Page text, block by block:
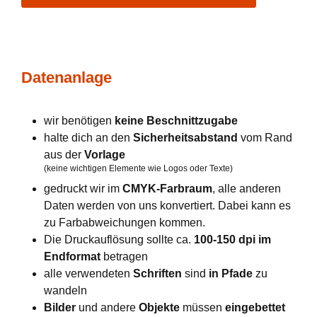
Datenanlage
wir benötigen keine Beschnittzugabe
halte dich an den Sicherheitsabstand vom Rand
aus der Vorlage
(keine wichtigen Elemente wie Logos oder Texte)
gedruckt wir im CMYK-Farbraum, alle anderen
Daten werden von uns konvertiert. Dabei kann es
zu Farbabweichungen kommen.
Die Druckauflösung sollte ca. 100-150 dpi im
Endformat betragen
alle verwendeten Schriften sind in Pfade zu
wandeln
Bilder und andere Objekte müssen eingebettet